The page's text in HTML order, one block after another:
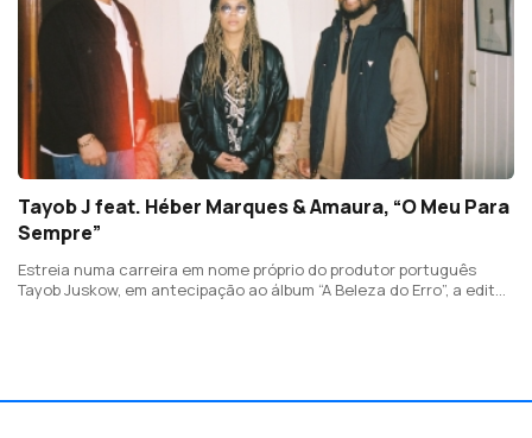
Tayob J feat. Héber Marques & Amaura, “O Meu Para
Sempre”
Estreia numa carreira em nome próprio do produtor português
Tayob Juskow, em antecipação ao álbum “A Beleza do Erro”, a editar